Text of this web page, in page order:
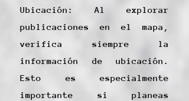
Ubicación: Al explorar
publicaciones en el mapa,
verifica siempre la
información de ubicación.
Esto es especialmente
importante si planeas